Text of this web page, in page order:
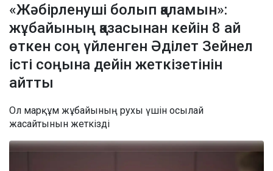
«Жәбірленуші болып қаламын»:
жұбайының қазасынан кейін 8 ай
өткен соң үйленген Әділет Зейнел
істі соңына дейін жеткізетінін
айтты
Ол марқұм жұбайының рухы үшін осылай
жасайтынын жеткізді